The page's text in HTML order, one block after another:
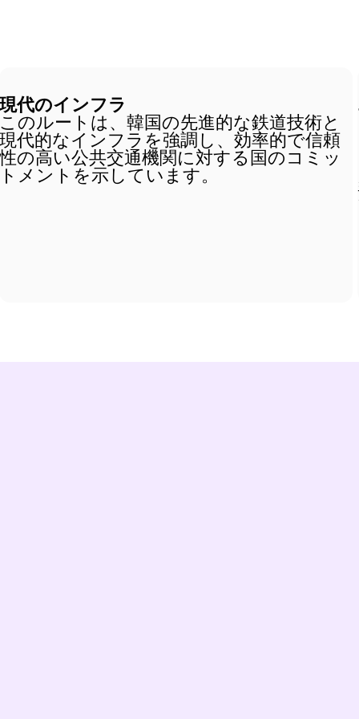
代のインフラ
このルートは、韓国の先進的な鉄道技術と
現代的なインフラを強調し、効率的で信頼
の高い公共交通機関に対する国のコミッ
トメントを示しています。